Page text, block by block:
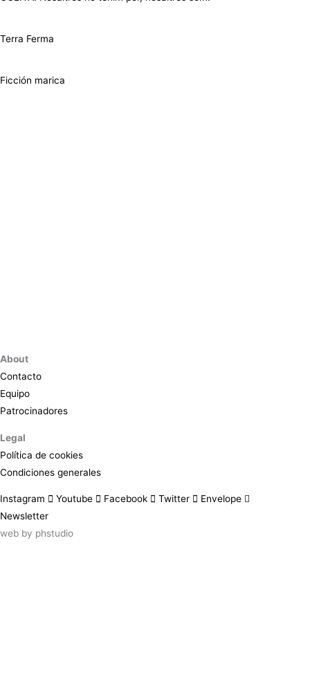
Terra Ferma
Ficción marica
About
Contacto
Equipo
Patrocinadores
Legal
Política de cookies
Condiciones generales
Instagram Youtube Facebook Twitter
Envelope
Newsletter
web by phstudio